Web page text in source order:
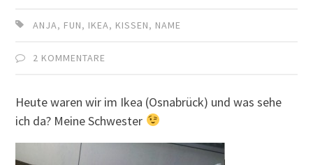
ANJA, FUN, IKEA, KISSEN, NAME
2 KOMMENTARE
Heute waren wir im Ikea (Osnabrück) und was sehe
ich da? Meine Schwester